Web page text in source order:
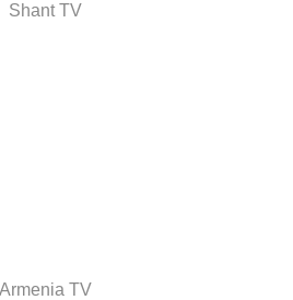
Shant TV
Armenia TV